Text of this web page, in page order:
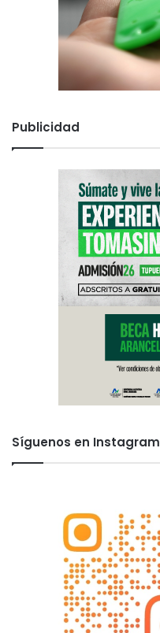
Publicidad
Síguenos en Instagram